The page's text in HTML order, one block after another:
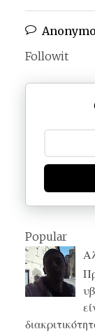
Followit
Popular